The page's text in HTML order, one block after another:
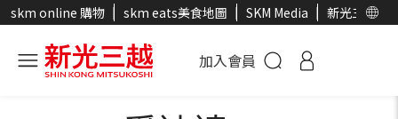
skm online 購物 skm eats美食地圖 SKM Media 新光三越官
加入會員